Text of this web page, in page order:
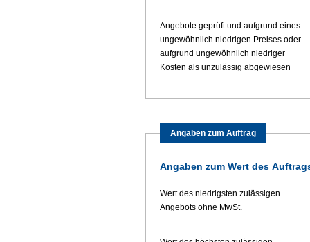
Angebote geprüft und aufgrund eines
ungewöhnlich niedrigen Preises oder
aufgrund ungewöhnlich niedriger
Kosten als unzulässig abgewiesen
Angaben zum Auftrag
Angaben zum Wert des
Wert des niedrigsten zulässigen
Angebots ohne MwSt.